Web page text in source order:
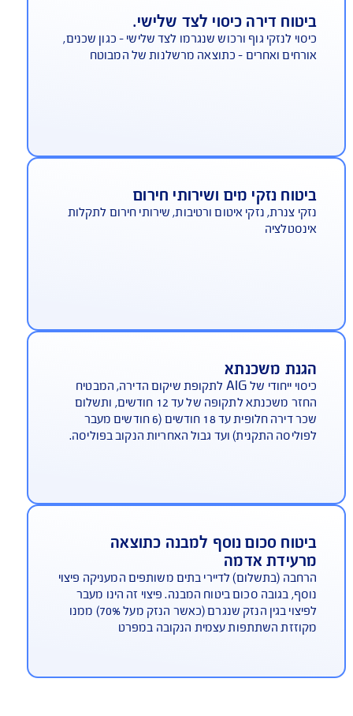
הרחבות כיסוי ביטוח מבנה
לבחירה
דירה כיסוי לצד שלישי.
לנזקי גוף ורכוש שנגרמו לצד שלישי - כגון שכנים,
נזקי מים ושירותי חירום
צנרת, נזקי איטום ורטיבות, שירותי חירום לתקלות
משכנתא
כיסוי ייחודי של AIG לתקופת שיקום הדירה, המבטיח
החזר משכנתא לתקופה של עד 12 חודשים, ותשלום
שכר דירה חלופית עד 18 חודשים (6 חודשים מעבר
התקנית) ועד גבול האחריות הנקוב בפוליסה.